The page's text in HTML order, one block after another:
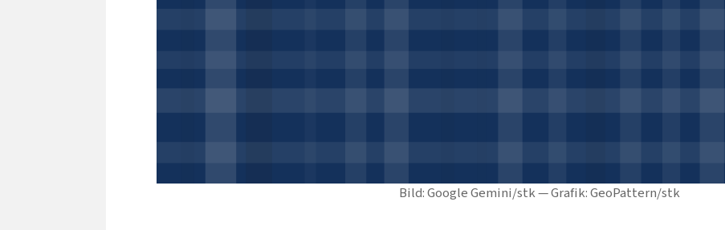
Bild: Google Gemini/stk — Grafik: GeoPattern/stk